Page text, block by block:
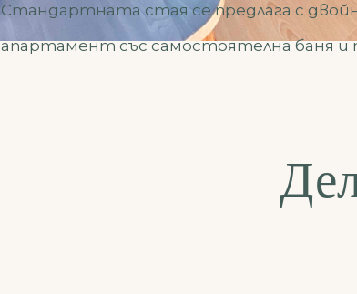
Стандартната стая се предлага с
апартамент със самостоятелна баня и